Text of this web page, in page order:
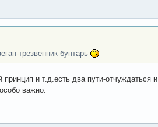
трезвенник-бунтарь
и т.д.есть два пути-отчуждаться и
важно.